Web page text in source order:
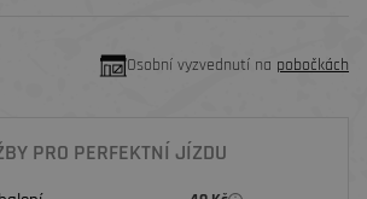
Osobní vyzvednutí na pobočkách
PRO PERFEKTNÍ JÍZDU